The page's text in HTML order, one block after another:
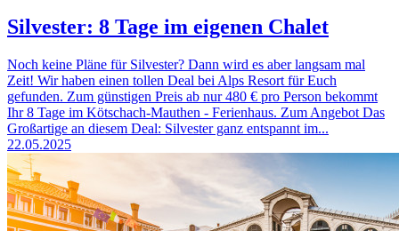
Silvester: 8 Tage im eigenen Chalet
Noch keine Pläne für Silvester? Dann wird es aber langsam mal
Zeit! Wir haben einen tollen Deal bei Alps Resort für Euch
gefunden. Zum günstigen Preis ab nur 480 € pro Person bekommt
Ihr 8 Tage im Kötschach-Mauthen - Ferienhaus. Zum Angebot Das
Großartige an diesem Deal: Silvester ganz entspannt im...
22.05.2025